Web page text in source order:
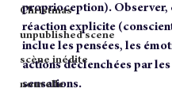
Christmas
unpublished scene
scène inédite
nouvelle
proprioception). Observer,
réaction explicite
inclue les pensées, les
actions déclenchées par les
sensations.